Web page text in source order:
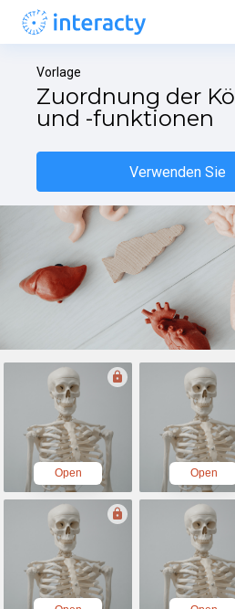
Vorlage
Zuordnung der
und -funktionen
Verwenden Sie